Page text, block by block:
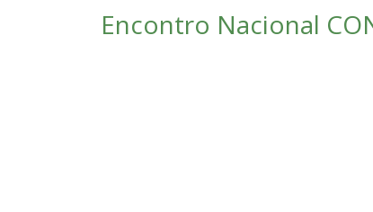
Encontro Nacional